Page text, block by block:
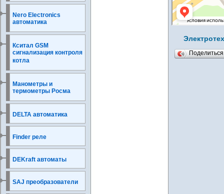
Nero Electronics
автоматика
Кситал GSM
сигнализация контроля
котла
Манометры и
термометры Росма
DELTA автоматика
Finder реле
DEKraft автоматы
SAJ преобразователи